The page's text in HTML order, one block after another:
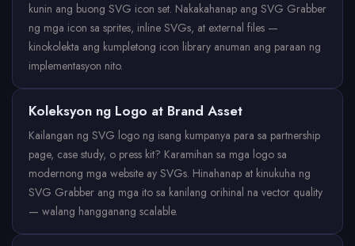
kunin ang buong SVG icon set. Nakakahanap ang SVG Grabber
ng mga icon sa sprites, inline SVGs, at external files —
kinokolekta ang kumpletong icon library anuman ang paraan ng
implementasyon nito.
Koleksyon ng Logo at Brand Asset
Kailangan ng SVG logo ng isang kumpanya para sa partnership
page, case study, o press kit? Karamihan sa mga logo sa
modernong mga website ay SVGs. Hinahanap at kinukuha ng
SVG Grabber ang mga ito sa kanilang orihinal na vector quality
— walang hangganang scalable.